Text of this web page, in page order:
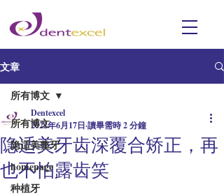
文章
所有博文
隐适美整牙
homepage
种植牙
所有博文
隐适美牙齿深覆合矫正，再
也不怕露齿笑
Dentexcel
2022年6月17日 讀畢需時 2 分鐘